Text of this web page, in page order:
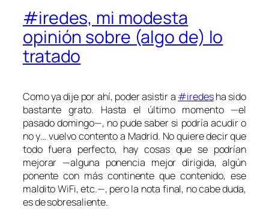
#iredes, mi modesta
opinión sobre (algo de) lo
tratado
Como ya dije por ahí, poder asistir a #iredesha sido
bastante grato. Hasta el último momento —el
pasado domingo—, no pude saber si podría acudir o
no y… vuelvo contento a Madrid. No quiere decir que
todo fuera perfecto, hay cosas que se podrían
mejorar —alguna ponencia mejor dirigida, algún
ponente con más continente que contenido, ese
maldito WiFi, etc.—, pero la nota final, no cabe duda,
es de sobresaliente.